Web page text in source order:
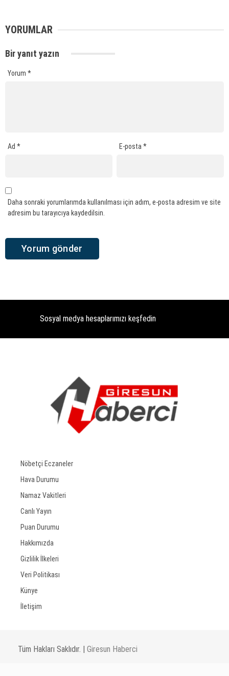
YORUMLAR
Bir yanıt yazın
Yorum *
Ad * E-posta*
Daha sonraki yorumlarımda kullanılması için adım, e-posta adresim ve site
adresim bu tarayıcıya kaydedilsin.
Sosyal medya hesaplarımızı keşfedin
Nöbetçi Eczaneler
Hava Durumu
Namaz Vakitleri
Canlı Yayın
Puan Durumu
Hakkımızda
Gizlilik İlkeleri
Veri Politikası
Künye
İletişim
Tüm Hakları Saklıdır. | Giresun Haberci